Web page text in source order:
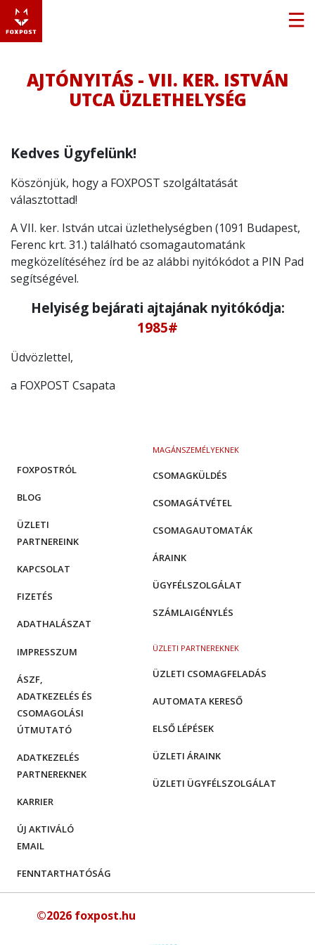
AJTÓNYITÁS - VII. KER. ISTVÁN
UTCA ÜZLETHELYSÉG
Kedves Ügyfelünk!
Köszönjük, hogy a FOXPOST szolgáltatását
választottad!
A VII. ker. István utcai üzlethelységben (1091 Budapest,
Ferenc krt. 31.) található csomagautomatánk
megközelítéséhez írd be az alábbi nyitókódot a PIN Pad
segítségével.
Helyiség bejárati ajtajának nyitókódja:
1985#
Üdvözlettel,
a FOXPOST Csapata
MAGÁNSZEMÉLYEKNEK
CSOMAGKÜLDÉS
CSOMAGÁTVÉTEL
CSOMAGAUTOMATÁK
ÁRAINK
ÜGYFÉLSZOLGÁLAT
SZÁMLAIGÉNYLÉS
ÜZLETI PARTNEREKNEK
ÜZLETI CSOMAGFELADÁS
AUTOMATA KERESŐ
ELSŐ LÉPÉSEK
ÜZLETI ÁRAINK
ÜZLETI ÜGYFÉLSZOLGÁLAT
FOXPOSTRÓL
BLOG
ÜZLETI
PARTNEREINK
KAPCSOLAT
FIZETÉS
ADATHALÁSZAT
IMPRESSZUM
ÁSZF,
ADATKEZELÉS ÉS
CSOMAGOLÁSI
ÚTMUTATÓ
ADATKEZELÉS
PARTNEREKNEK
KARRIER
ÚJ AKTIVÁLÓ
EMAIL
FENNTARTHATÓSÁG
©2026 foxpost.hu